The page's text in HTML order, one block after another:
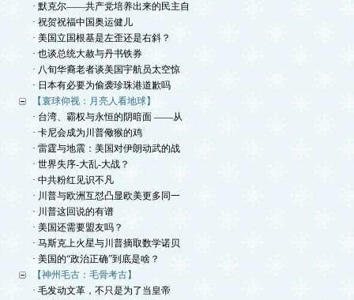
· 默克尔——共产党培养出来的民主自
· 祝贺祝福中国奥运健儿
· 美国立国根基是左歪还是右斜？
· 也谈总统大赦与丹书铁券
· 八旬华裔老者谈美国宇航员太空惊
· 日本有必要为偷袭珍珠港道歉吗
【寰球仰视：月亮人看地球】
· 台湾、霸权与永恒的阴暗面 ——从
· 卡尼会成为川普儆猴的鸡
· 雷霆与地震：美国对伊朗动武的战
· 世界失序-大乱-大战？
· 中共粉红见识不凡
· 川普与欧洲互怼凸显欧美更多同一
· 川普这回说的有谱
· 美国还需要盟友吗？
· 马斯克上火星与川普摘取数学诺贝
· 美国的“政治正确”到底是啥？
【神州毛古：毛骨考古】
· 毛发动文革，不只是为了当皇帝